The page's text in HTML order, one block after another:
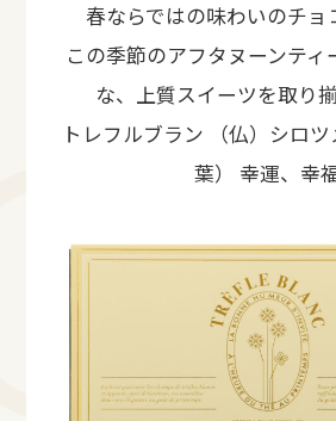
春ならではの味わいのチョ
この季節のアフタヌーンティ
な、上質スイーツを取り
トレフルブラン （仏）シロ
葉） 幸運、幸